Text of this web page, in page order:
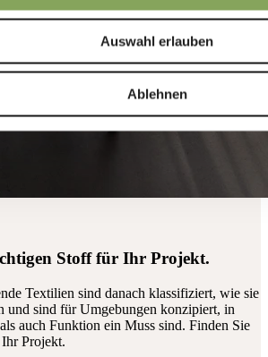
Auswahl erlauben
Ablehnen
Stoff für Ihr Projekt.
Textilien sind danach klassifiziert, wie sie
und sind für Umgebungen konzipiert, in
auch Funktion ein Muss sind. Finden Sie
Projekt.